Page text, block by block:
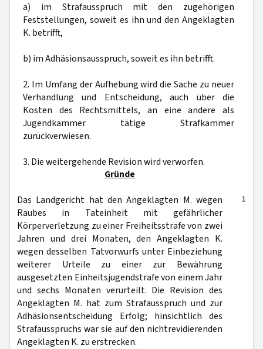
a) im Strafausspruch mit den zugehörigen
Feststellungen, soweit es ihn und den Angeklagten
K. betrifft,
b) im Adhäsionsausspruch, soweit es ihn betrifft.
2. Im Umfang der Aufhebung wird die Sache zu neuer
Verhandlung und Entscheidung, auch über die
Kosten des Rechtsmittels, an eine andere als
Jugendkammer tätige Strafkammer
zurückverwiesen.
3. Die weitergehende Revision wird verworfen.
Gründe
1
Das Landgericht hat den Angeklagten M. wegen
Raubes in Tateinheit mit gefährlicher
Körperverletzung zu einer Freiheitsstrafe von zwei
Jahren und drei Monaten, den Angeklagten K.
wegen desselben Tatvorwurfs unter Einbeziehung
weiterer Urteile zu einer zur Bewährung
ausgesetzten Einheitsjugendstrafe von einem Jahr
und sechs Monaten verurteilt. Die Revision des
Angeklagten M. hat zum Strafausspruch und zur
Adhäsionsentscheidung Erfolg; hinsichtlich des
Strafausspruchs war sie auf den nichtrevidierenden
Angeklagten K. zu erstrecken.